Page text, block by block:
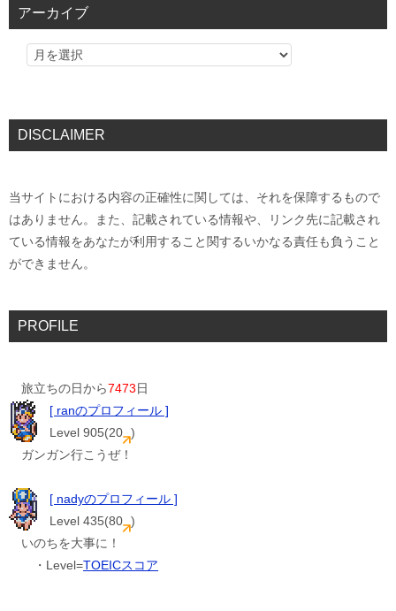
アーカイブ
DISCLAIMER
当サイトにおける内容の正確性に関しては、それを保障するもので
はありません。また、記載されている情報や、リンク先に記載され
ている情報をあなたが利用すること関するいかなる責任も負うこと
ができません。
PROFILE
旅立ちの日から7473日
[ ranのプロフィール ]
Level 905(20 )
ガンガン行こうぜ！
[ nadyのプロフィール ]
Level 435(80 )
いのちを大事に！
・Level=TOEICスコア